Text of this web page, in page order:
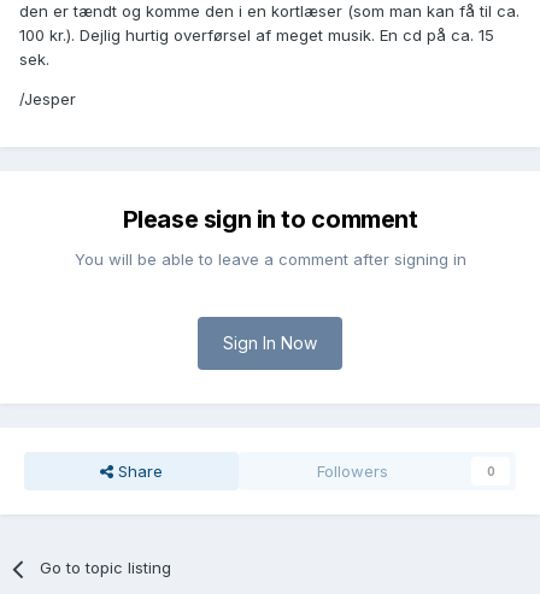
den er tændt og komme den i en kortlæser (som man kan få til ca.
100 kr.). Dejlig hurtig overførsel af meget musik. En cd på ca. 15
sek.
/Jesper
Please sign in to comment
You will be able to leave a comment after signing in
Sign In Now
Share Followers 0
Go to topic listing